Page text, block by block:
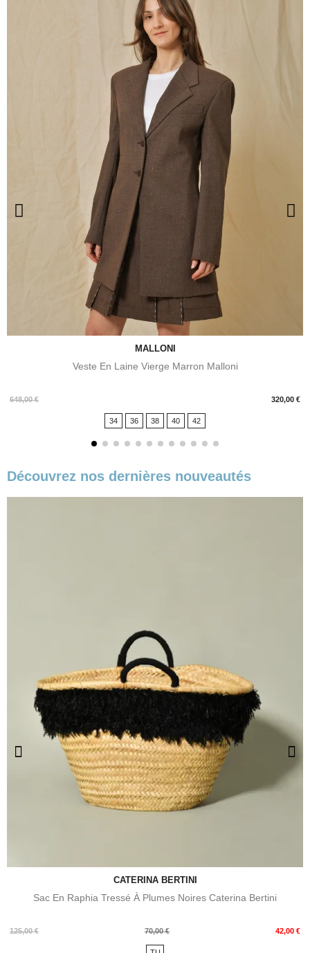
MALLONI
Veste En Laine Vierge Marron Malloni
648,00 € 320,00 €
Prix
34 36 38 40 42
Découvrez nos dernières nouveautés
CATERINA BERTINI
Sac En Raphia Tressé À Plumes Noires Caterina Bertini
125,00 €
Prix
70,00 € 42,00 €
Prix